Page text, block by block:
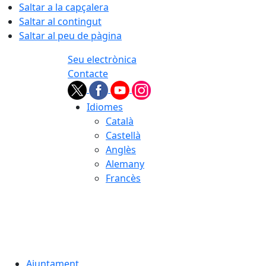
Saltar a la capçalera
Saltar al contingut
Saltar al peu de pàgina
Seu electrònica
Contacte
Idiomes
Català
Castellà
Anglès
Alemany
Francès